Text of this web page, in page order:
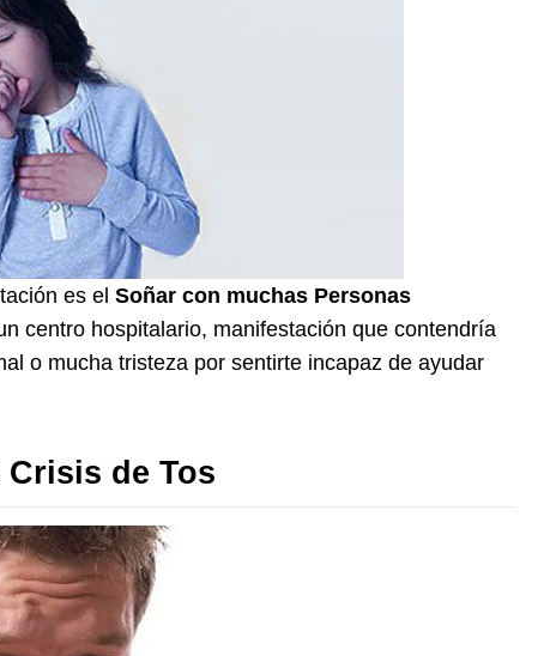
es el Soñar con muchas Personas
centro hospitalario, manifestación que contendría
o mucha tristeza por sentirte incapaz de ayudar
de Tos